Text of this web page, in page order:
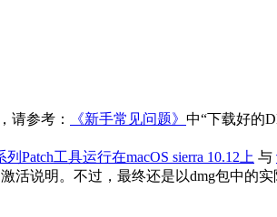
，请参考： 《新手常见问题》 中“下载好的
列Patch工具运行在macOS sierra 10.12上 与
活说明。不过，最终还是以dmg包中的